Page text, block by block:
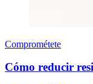
Comprométete
Cómo reducir